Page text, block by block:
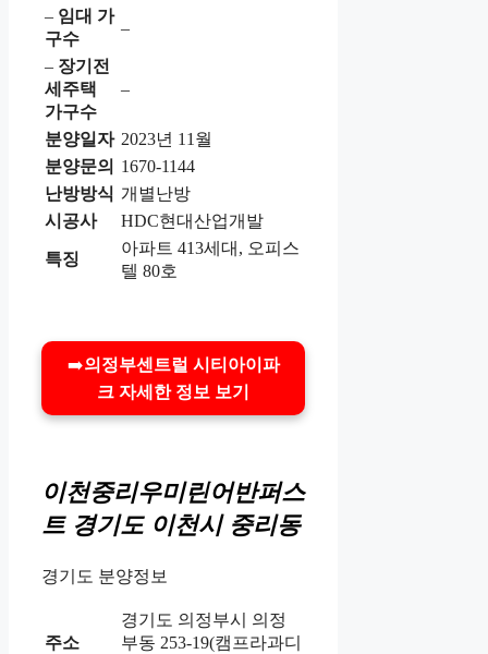
– 임대 가
구수
–
– 장기전
세주택
가구수
–
분양일자 2023년 11월
분양문의
1670-1144
난방방식 개별난방
시공사
HDC현대산업개발
특징
아파트 413세대, 오피스
텔 80호
➡️의정부센트럴 시티아이파
크 자세한 정보 보기
이천중리우미린어반퍼스
트 경기도 이천시 중리동
경기도 분양정보
주소
경기도 의정부시 의정
부동 253-19(캠프라과디